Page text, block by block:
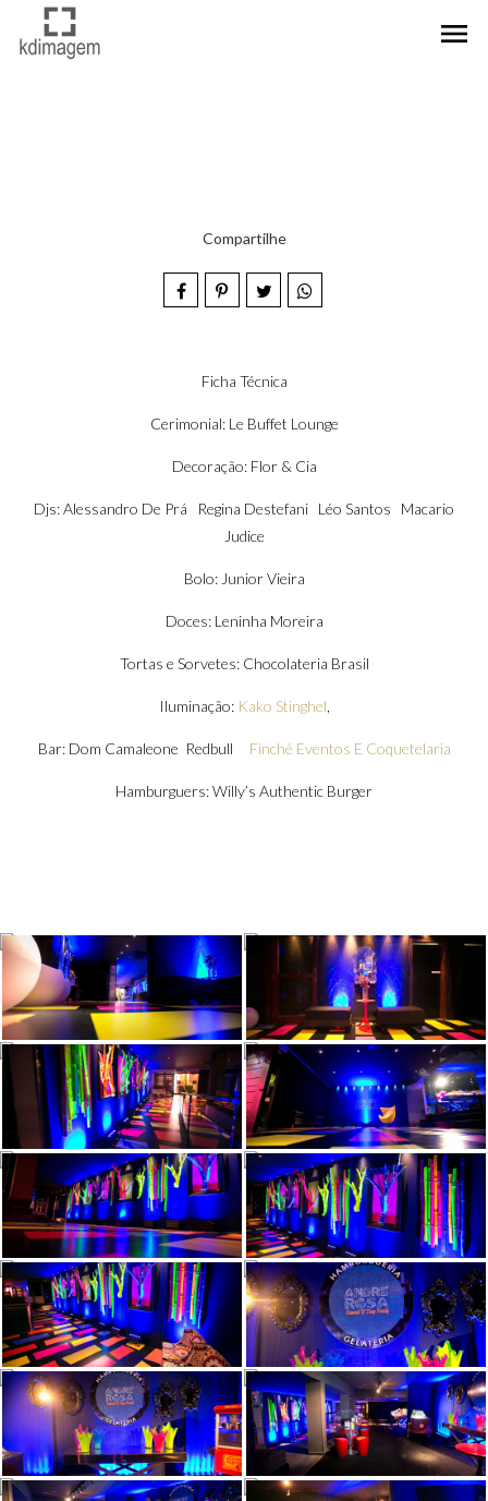
menu
Compartilhe
Ficha Técnica
Cerimonial: Le Buffet Lounge
Decoração: Flor & Cia
Djs: Alessandro De Prá Regina Destefani Léo Santos Macario
Judice
Bolo: Junior Vieira
Doces: Leninha Moreira
Tortas e Sorvetes: Chocolateria Brasil
Iluminação: Kako Stinghel,
Bar: Dom Camaleone Redbull Finché Eventos E Coquetelaria
Hamburguers: Willy’s Authentic Burger